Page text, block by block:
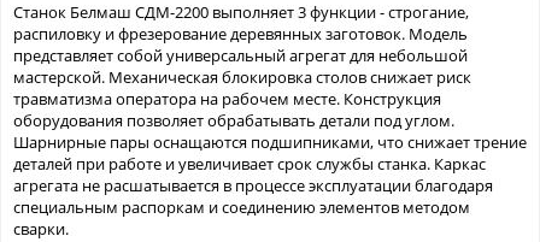
Станок Белмаш СДМ-2200 выполняет 3 функции - строгание,
распиловку и фрезерование деревянных заготовок. Модель
представляет собой универсальный агрегат для небольшой
мастерской. Механическая блокировка столов снижает риск
травматизма оператора на рабочем месте. Конструкция
оборудования позволяет обрабатывать детали под углом.
Шарнирные пары оснащаются подшипниками, что снижает трение
деталей при работе и увеличивает срок службы станка. Каркас
агрегата не расшатывается в процессе эксплуатации благодаря
специальным распоркам и соединению элементов методом
сварки.